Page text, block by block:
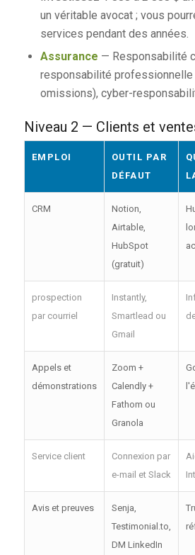
un véritable avocat ; vous
services pendant des années.
Assurance — Responsabilité
responsabilité professionnelle
omissions), cyber-
Niveau 2 — Clients et
EMPLOI
OUTIL PAR
DÉFAUT
CRM
Notion,
Airtable,
HubSpot
(gratuit)
prospection
par courriel
Instantly,
Smartlead ou
Gmail
Appels et
démonstrations
Zoom +
Calendly +
Fathom ou
Granola
Service client
Connexion par
e-mail et Slack
Avis et preuves
Senja,
Testimonial.to,
DM LinkedIn